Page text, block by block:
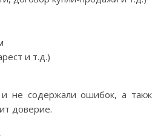
и т.д.)
не содержали ошибок, а
доверие.